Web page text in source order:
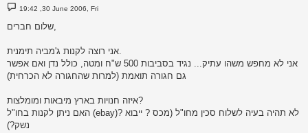
P
o
t
19:42 ,30 June 2006, Fri
שלום חברים,
אני רוצה לקנות ג'מביה תימנית.
אני לא מחפש משהו עתיק... נגיד בסביבות 500 ש"ח ומטה, כולל נדן ואם אפשר
גם חגורה תואמת (למרות שהחגורה לא הכרחית)
איזה חנויות בארץ מיבאות ומומלצות?
האם ניתן לקנות בחו"ל (ebay)? לא תהיה בעיה לשלוח סכין מחו"ל (מכס ? ייבוא
נשק?)